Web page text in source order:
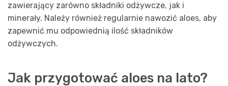
zawierający zarówno składniki odżywcze, jak i
minerały. Należy również regularnie nawozić aloes, aby
zapewnić mu odpowiednią ilość składników
odżywczych.
Jak przygotować aloes na lato?